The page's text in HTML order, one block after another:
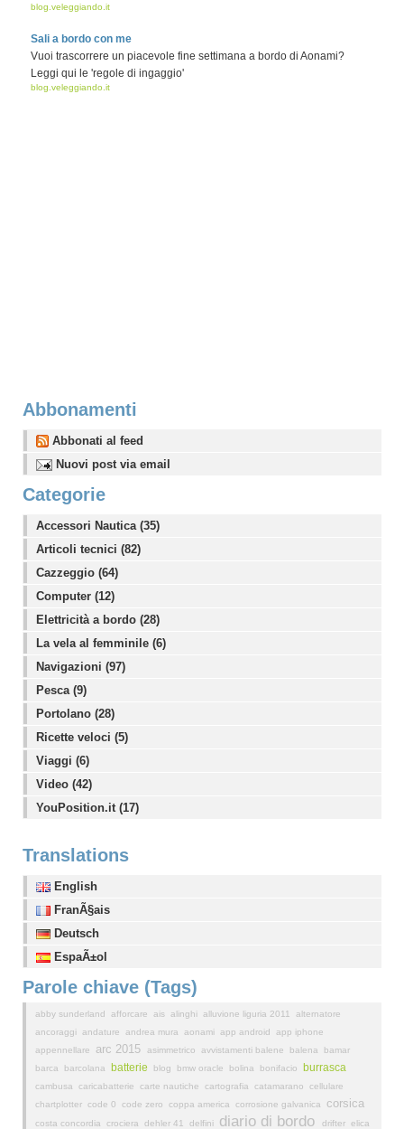
blog.veleggiando.it
Sali a bordo con me
Vuoi trascorrere un piacevole fine settimana a bordo di Aonami?
Leggi qui le 'regole di ingaggio'
blog.veleggiando.it
Abbonamenti
Abbonati al feed
Nuovi post via email
Categorie
Accessori Nautica (35)
Articoli tecnici (82)
Cazzeggio (64)
Computer (12)
Elettricità a bordo (28)
La vela al femminile (6)
Navigazioni (97)
Pesca (9)
Portolano (28)
Ricette veloci (5)
Viaggi (6)
Video (42)
YouPosition.it (17)
Translations
English
FranÃ§ais
Deutsch
EspaÃ±ol
Parole chiave (Tags)
abby sunderland afforcare ais alinghi alluvione liguria 2011
alternatore
ancoraggi andature andrea mura aonami app android
app iphone
appennellare
arc 2015 asimmetrico avvistamenti balene balena
bamar
barca
barcolana batterie blog bmw oracle bolina bonifacio burrasca
cambusa caricabatterie carte nautiche cartografia catamarano
cellulare
chartplotter code 0 code zero coppa america corrosione galvanica corsica
costa concordia crociera dehler 41 delfini diario di bordo drifter elica